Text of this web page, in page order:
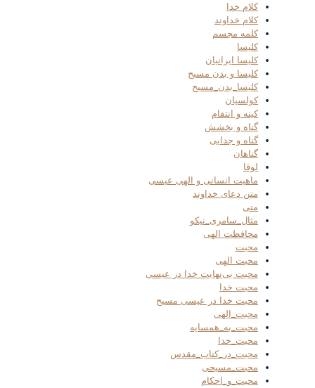
کلام خدا
کلام خداوند
کلمه مجسم
کلیسا
کلیسا ایرانیان
کلیسا و بدن مسیح
کلیسا_بدن_مسیح
کولسیان
کینه و انتقام
گناه و بخشش
گناه و جدایی
گناهان
لوقا
ماهیت انسانی و الهی عیسی
متن دعای خداوند
متی
مثال_سامری_نیکو
محافظت الهی
محبت
محبت الهی
محبت بی‌نهایت خدا در عیسی
محبت خدا
محبت خدا در عیسی مسیح
محبت_الهی
محبت_به_همسایه
محبت_خدا
محبت_در_کتاب_مقدس
محبت_مسیحی
محبت_و_احکام